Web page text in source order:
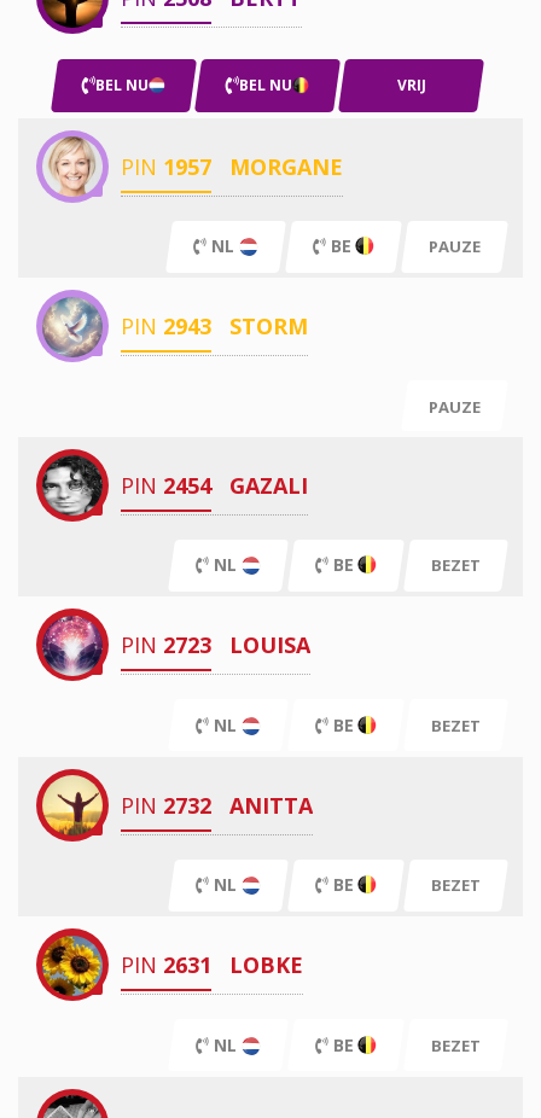
BEL NU BEL NU VRIJ
PIN 1957 MORGANE
NL BE PAUZE
PIN 2943 STORM
PAUZE
PIN 2454 GAZALI
NL BE BEZET
PIN 2723 LOUISA
NL BE BEZET
PIN 2732 ANITTA
NL BE BEZET
PIN 2631 LOBKE
NL BE BEZET